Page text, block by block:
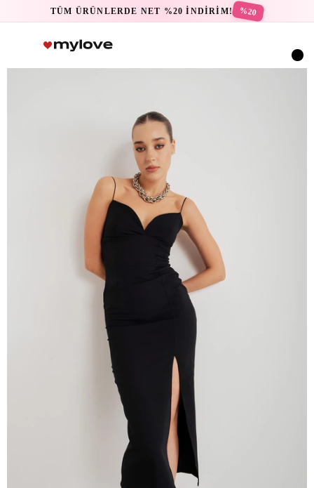
TÜM ÜRÜNLERDE NET %20 İNDİRİM! %20